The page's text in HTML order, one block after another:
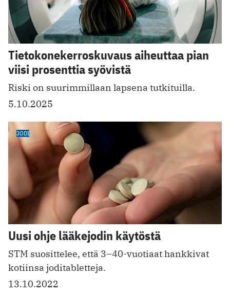
Tietokonekerroskuvaus aiheuttaa pian
viisi prosenttia syövistä
Riski on suurimmillaan lapsena tutkituilla.
5.10.2025
JODI
Uusi ohje lääkejodin käytöstä
STM suosittelee, että 3–40-vuotiaat hankkivat
kotiinsa joditabletteja.
13.10.2022